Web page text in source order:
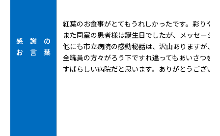
感 謝 の
お 言 葉
紅葉のお食事がとてもうれしかったです。彩りや
また同室の患者様は誕生日でしたが、メッセージ
他にも市立病院の感動秘話は、沢山ありますが、
全職員の方々がろう下ですれ違ってもあいさつを
すばらしい病院だと思います。ありがとうござい